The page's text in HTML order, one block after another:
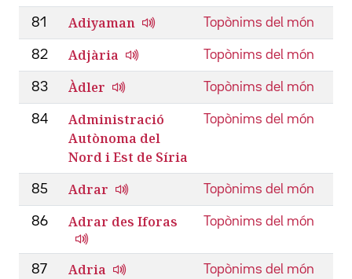
81 Adiyaman Topònims del món
82 Adjària Topònims del món
83 Àdler Topònims del món
84
Administració
Autònoma del
Nord i Est de Síria
Topònims del món
85 Adrar Topònims del món
86 Adrar des Iforas Topònims del món
87 Adria Topònims del món